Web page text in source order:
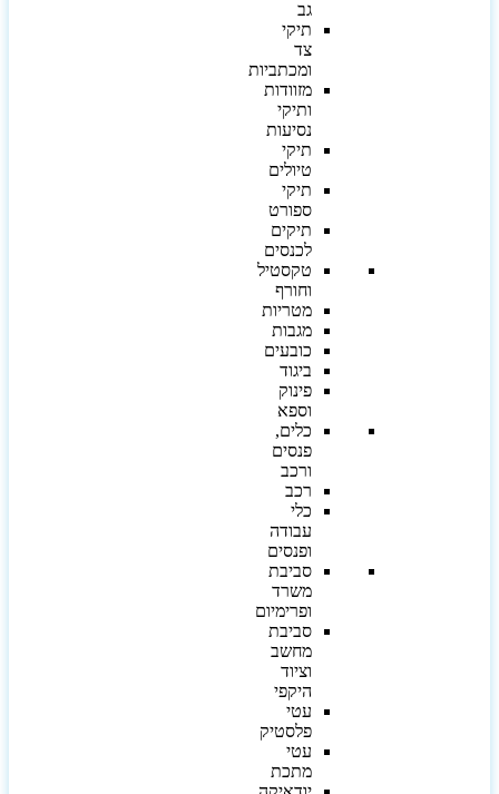
תיקי
ומכתביות
מזוודות
ותיקי
נסיעות
תיקי
טיולים
תיקי
ספורט
תיקים
לכנסים
טקסטיל
וחורף
מטריות
מגבות
כובעים
ביגוד
פינוק
וספא
כלים,
פנסים
ורכב
רכב
כלי
עבודה
ופנסים
סביבת
משרד
ופרימיום
סביבת
מחשב
וציוד
היקפי
עטי
פלסטיק
עטי
מתכת